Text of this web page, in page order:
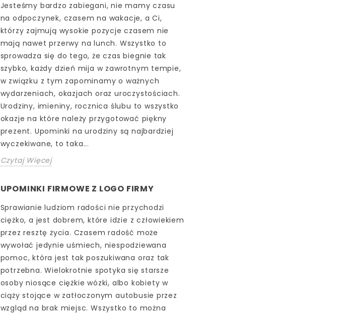
Jesteśmy bardzo zabiegani, nie mamy czasu
na odpoczynek, czasem na wakacje, a Ci,
którzy zajmują wysokie pozycje czasem nie
mają nawet przerwy na lunch. Wszystko to
sprowadza się do tego, że czas biegnie tak
szybko, każdy dzień mija w zawrotnym tempie,
w związku z tym zapominamy o ważnych
wydarzeniach, okazjach oraz uroczystościach.
Urodziny, imieniny, rocznica ślubu to wszystko
okazje na które należy przygotować piękny
prezent. Upominki na urodziny są najbardziej
wyczekiwane, to taka...
Czytaj Więcej
UPOMINKI FIRMOWE Z LOGO FIRMY
Sprawianie ludziom radości nie przychodzi
ciężko, a jest dobrem, które idzie z człowiekiem
przez resztę życia. Czasem radość może
wywołać jedynie uśmiech, niespodziewana
pomoc, która jest tak poszukiwana oraz tak
potrzebna. Wielokrotnie spotyka się starsze
osoby niosące ciężkie wózki, albo kobiety w
ciąży stojące w zatłoczonym autobusie przez
wzgląd na brak miejsc. Wszystko to można